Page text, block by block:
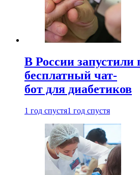
В России запустили
бесплатный чат-
бот для диабетиков
1 год спустя1 год спустя